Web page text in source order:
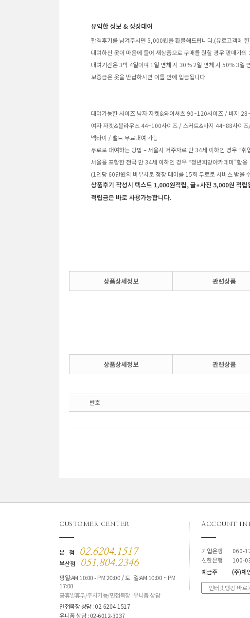
유익한 정보 & 정장대여
합격후기를 남겨주시면 5,000원을 환불해드립니다.(유료고객에
대여하신 옷이 마음에 들어 새상품으로 구매를 원할 경우 판매가
대여기간은 3박 4일이며 1일 연체 시 30% 2일 연체 시 50% 3일
보증금은 옷을 반납하시면 이틀 안에 입금됩니다.
대여가능한 사이즈 남자 자켓&와이셔츠 90~120사이즈 / 바지
여자 자켓&블라우스 44~100사이즈 / 스커트&바지 44~88사이
넥타이 / 밸트 무료대여 가능
무료로 대여하는 방법 – 서울시 거주자로 만 34세 이하인 경우 “취
서울을 포함한 전국 만 34세 이하인 경우 “청년희망아카데미”활용
(1인당 60만원의 바우처로 정장 대여를 15회 무료로 서비스 받을
상품후기 작성시 텍스트 1,000원적립, 글+사진 3,000원 적립
적립금은 바로 사용가능합니다.
상품상세정보 관련상품
상품상세정보 관련상품
번호
CUSTOMER CENTER
본 점 02.6204.1517
부산점 051.804.2346
평일:AM 10:00 - PM 20:00 / 토·일:AM 10:00 ~ PM
17:00
공휴일휴무/주차가능/면접복장·유니폼 상담
면접복장 상담 : 02-6204-1517
유니폼 상담 : 02-6012-3037
ACCOUNT
기업은행
060-
신한은행
100-
예금주
(주)체